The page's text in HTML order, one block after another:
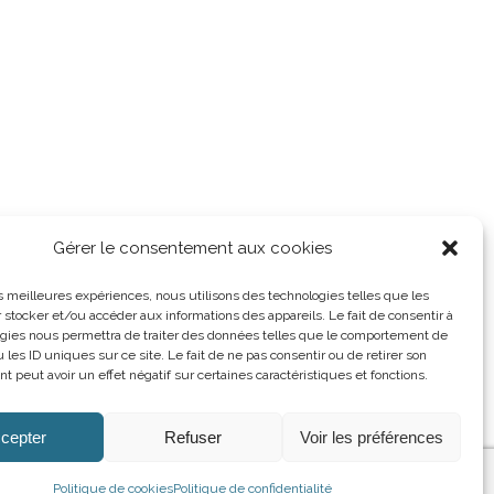
Gérer le consentement aux cookies
meilleures expériences, nous utilisons des technologies telles que les
stocker et/ou accéder aux informations des appareils. Le fait de consentir à
nous permettra de traiter des données telles que le comportement de
les ID uniques sur ce site. Le fait de ne pas consentir ou de retirer son
peut avoir un effet négatif sur certaines caractéristiques et fonctions.
Refuser Voir les préférences
Politique de cookiesPolitique de confidentialité